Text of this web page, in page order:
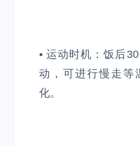
• 运动时机：饭后
动，可进行慢走等
化。